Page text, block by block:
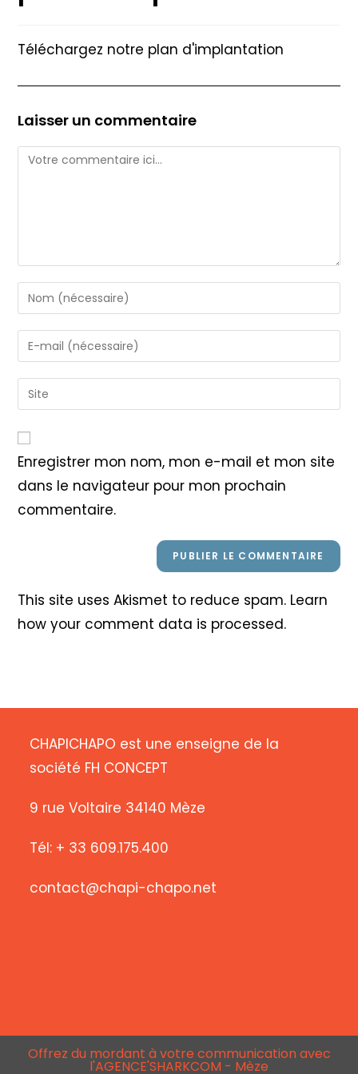
Téléchargez notre plan d'implantation
Laisser un commentaire
Comment
Enter
your
name
or
to
comment
Enter
your
email
address
Saisir
l’URL
votre
site
(facultatif)
Enregistrer mon nom, mon e-mail et mon site
dans le navigateur pour mon prochain
commentaire.
This site uses Akismet to reduce spam. Learn
how your comment data is processed.
CHAPICHAPO est une enseigne de la
société FH CONCEPT
9 rue Voltaire 34140 Mèze
Tél: + 33 609.175.400
contact@chapi-chapo.net
Offrez du mordant à votre communication avec
l'AGENCE'SHARKCOM - Mèze